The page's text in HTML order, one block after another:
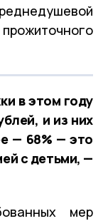
в этом году
и из них
— 68% — это
с детьми, —
мер